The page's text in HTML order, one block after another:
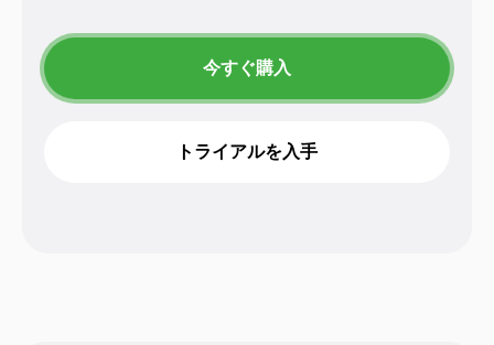
今すぐ購入
トライアルを入手